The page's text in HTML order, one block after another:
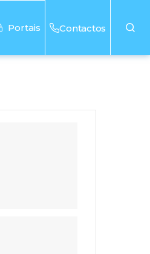
Portais Contactos